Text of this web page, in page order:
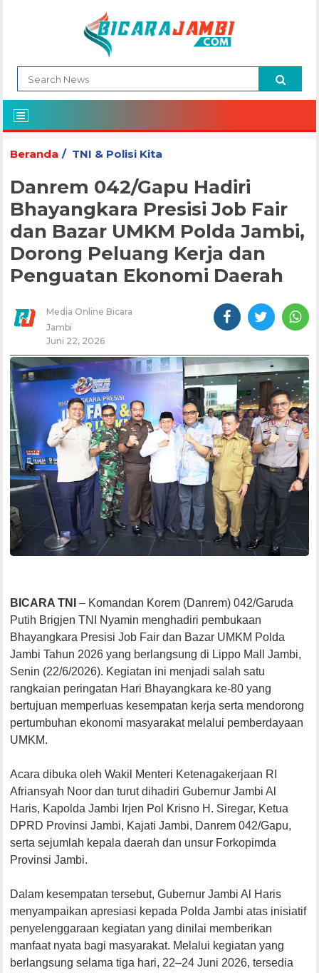
Beranda TNI & Polisi Kita
Danrem 042/Gapu Hadiri
Bhayangkara Presisi Job Fair
dan Bazar UMKM Polda Jambi,
Dorong Peluang Kerja dan
Penguatan Ekonomi Daerah
Media Online Bicara
Jambi
Juni 22, 2026
BICARA TNI
– Komandan Korem (Danrem) 042/Garuda
Putih Brigjen TNI Nyamin menghadiri pembukaan
Bhayangkara Presisi Job Fair dan Bazar UMKM Polda
Jambi Tahun 2026 yang berlangsung di Lippo Mall Jambi,
Senin (22/6/2026). Kegiatan ini menjadi salah satu
rangkaian peringatan Hari Bhayangkara ke-80 yang
bertujuan memperluas kesempatan kerja serta mendorong
pertumbuhan ekonomi masyarakat melalui pemberdayaan
UMKM.
Acara dibuka oleh Wakil Menteri Ketenagakerjaan RI
Afriansyah Noor dan turut dihadiri Gubernur Jambi Al
Haris, Kapolda Jambi Irjen Pol Krisno H. Siregar, Ketua
DPRD Provinsi Jambi, Kajati Jambi, Danrem 042/Gapu,
serta sejumlah kepala daerah dan unsur Forkopimda
Provinsi Jambi.
Dalam kesempatan tersebut, Gubernur Jambi Al Haris
menyampaikan apresiasi kepada Polda Jambi atas inisiatif
penyelenggaraan kegiatan yang dinilai memberikan
manfaat nyata bagi masyarakat. Melalui kegiatan yang
berlangsung selama tiga hari, 22–24 Juni 2026, tersedia